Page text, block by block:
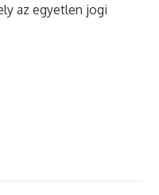
az egyetlen jogi